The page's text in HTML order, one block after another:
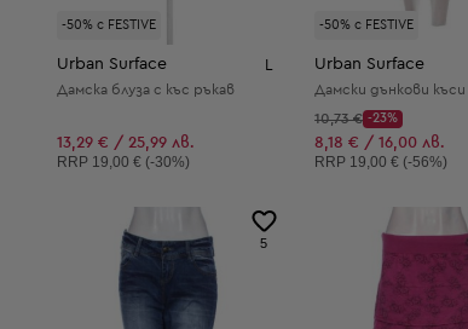
-50% с FESTIVE
Urban Surface
Дамска блуза с къс ръкав
13,29 € / 25,99 лв.
Препоръчителна цена:
RRP 19,00 € (-30%)
-50% с FESTIVE
Urban Surface
Начална цена:
10,73 €
Discount Price:
-23%
Намалена цена:
8,18 € / 16,00 лв.
Препоръчителна цена:
RRP 19,00 € (-56%)
5